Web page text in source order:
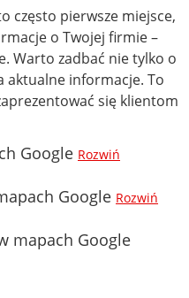
często pierwsze miejsce,
o Twojej firmie –
Warto zadbać nie tylko o
aktualne informacje. To
się klientom
Google Rozwiń
Google Rozwiń
mapach Google